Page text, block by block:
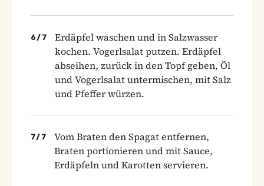
6/ 7
Erdäpfel waschen und in Salzwasser
kochen. Vogerlsalat putzen. Erdäpfel
abseihen, zurück in den Topf geben, Öl
und Vogerlsalat untermischen, mit Salz
und Pfeffer würzen.
7/ 7
Vom Braten den Spagat entfernen,
Braten portionieren und mit Sauce,
Erdäpfeln und Karotten servieren.